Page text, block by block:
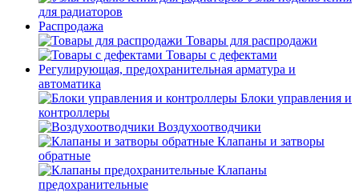
для радиаторов
Распродажа
Товары для распродажи
Товары с дефектами
Регулирующая, предохранительная арматура и
автоматика
Блоки управления и
контроллеры
Воздухоотводчики
Клапаны и затворы
обратные
Клапаны
предохранительные